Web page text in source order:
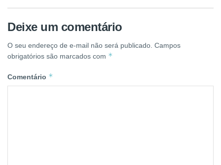
Deixe um comentário
O seu endereço de e-mail não será publicado. Campos
obrigatórios são marcados com *
Comentário *